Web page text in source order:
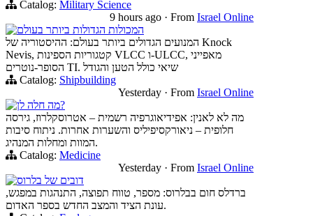
Catalog: Military Science
9 hours ago · From Israel Online
המכולות הגדולות ביותר בעולם
המנועים הגדולים ביותר בעולם: ההיסטוריה של Knock
Nevis, קטגוריות הספינות VLCC ו-ULCC, מאפייני
הסופר-נוטרים TI. שיאי כולל הטען והגודל
Catalog: Shipbuilding
Yesterday · From Israel Online
מה חלה לן?
מה לא לאנין: אפידיאוגרפיה רשמית – אטרוסקלרוז, גירסה
חלופית – ניאורקסיפיליס והשערות אחרות. ניתוח סיבות
המוות ומחלות המנהיג.
Catalog: Medicine
Yesterday · From Israel Online
דובים של בלרוס
ברדלס חום בבלרוס: מספר, טווח תפוצה, התנהגות במפגש,
עונת הציד והמצב החדש בספר האדום.